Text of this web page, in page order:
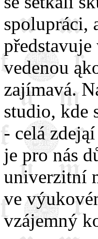
spolupráci,
představuje
vedenou
zajímavá.
studio, kde
- celá
je pro nás
univerzitní
ve
vzájemný